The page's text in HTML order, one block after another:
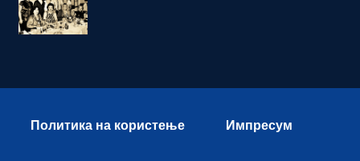
Политика на користење Импресум